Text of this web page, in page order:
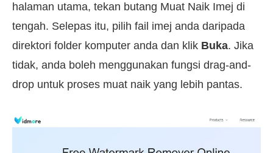
halaman utama, tekan butang Muat Naik Imej di
tengah. Selepas itu, pilih fail imej anda daripada
direktori folder komputer anda dan klik Buka. Jika
tidak, anda boleh menggunakan fungsi drag-and-
drop untuk proses muat naik yang lebih pantas.